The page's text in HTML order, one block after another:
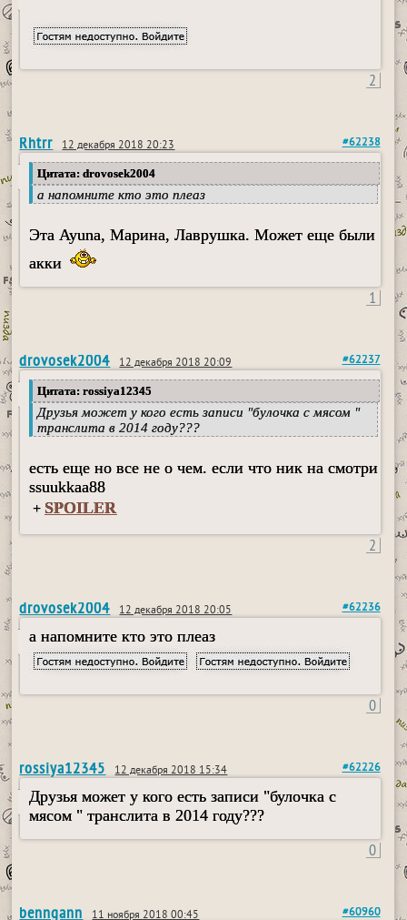
2
Rhtrr 12 декабря 2018 20:23 #62238
Цитата: drovosek2004
а напомните кто это плеаз
Эта Ayuna, Марина, Лаврушка. Может еще были
акки
1
drovosek2004 12 декабря 2018 20:09 #62237
Цитата: rossiya12345
Друзья может у кого есть записи "булочка с мясом "
транслита в 2014 году???
есть еще но все не о чем. если что ник на смотри
ssuukkaa88
+ SPOILER
2
drovosek2004 12 декабря 2018 20:05 #62236
а напомните кто это плеаз
0
rossiya12345 12 декабря 2018 15:34 #62226
Друзья может у кого есть записи "булочка с
мясом " транслита в 2014 году???
0
benngann 11 ноября 2018 00:45 #60960